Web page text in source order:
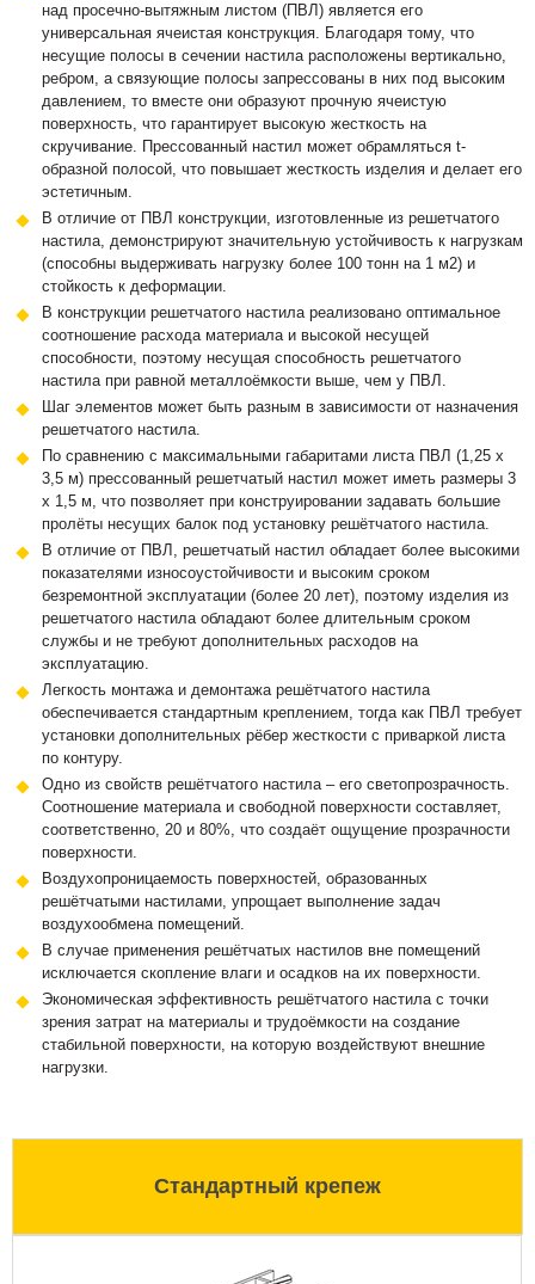
над просечно-вытяжным листом (ПВЛ) является его
универсальная ячеистая конструкция. Благодаря тому, что
несущие полосы в сечении настила расположены вертикально,
ребром, а связующие полосы запрессованы в них под высоким
давлением, то вместе они образуют прочную ячеистую
поверхность, что гарантирует высокую жесткость на
скручивание. Прессованный настил может обрамляться t-
образной полосой, что повышает жесткость изделия и делает его
эстетичным.
В отличие от ПВЛ конструкции, изготовленные из решетчатого
настила, демонстрируют значительную устойчивость к нагрузкам
(способны выдерживать нагрузку более 100 тонн на 1 м2) и
стойкость к деформации.
В конструкции решетчатого настила реализовано оптимальное
соотношение расхода материала и высокой несущей
способности, поэтому несущая способность решетчатого
настила при равной металлоёмкости выше, чем у ПВЛ.
Шаг элементов может быть разным в зависимости от назначения
решетчатого настила.
По сравнению с максимальными габаритами листа ПВЛ (1,25 х
3,5 м) прессованный решетчатый настил может иметь размеры 3
х 1,5 м, что позволяет при конструировании задавать большие
пролёты несущих балок под установку решётчатого настила.
В отличие от ПВЛ, решетчатый настил обладает более высокими
показателями износоустойчивости и высоким сроком
безремонтной эксплуатации (более 20 лет), поэтому изделия из
решетчатого настила обладают более длительным сроком
службы и не требуют дополнительных расходов на
эксплуатацию.
Легкость монтажа и демонтажа решётчатого настила
обеспечивается стандартным креплением, тогда как ПВЛ требует
установки дополнительных рёбер жесткости с приваркой листа
по контуру.
Одно из свойств решётчатого настила – его светопрозрачность.
Соотношение материала и свободной поверхности составляет,
соответственно, 20 и 80%, что создаёт ощущение прозрачности
поверхности.
Воздухопроницаемость поверхностей, образованных
решётчатыми настилами, упрощает выполнение задач
воздухообмена помещений.
В случае применения решётчатых настилов вне помещений
исключается скопление влаги и осадков на их поверхности.
Экономическая эффективность решётчатого настила с точки
зрения затрат на материалы и трудоёмкости на создание
стабильной поверхности, на которую воздействуют внешние
нагрузки.
Стандартный крепеж